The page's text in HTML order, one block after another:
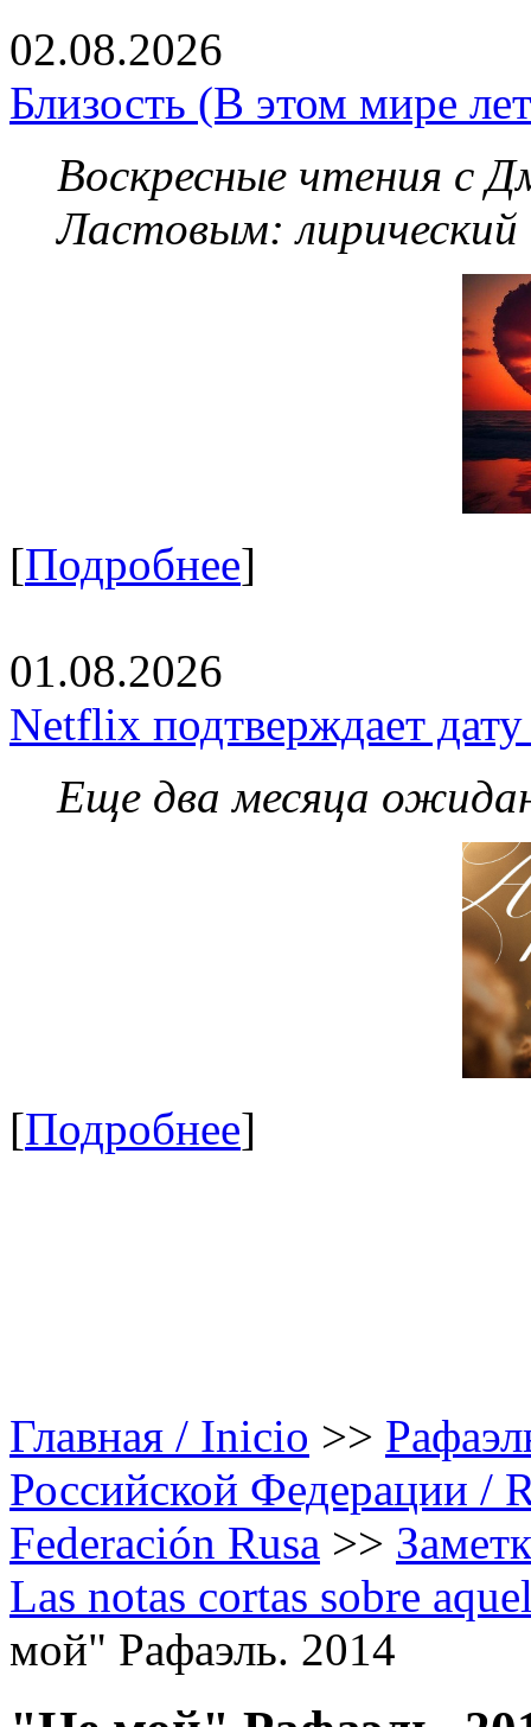
02.08.2026
Близость (В этом мире
Воскресные чтения с
Ластовым:
[Подробнее]
01.08.2026
Netflix подтверждает
Еще два месяца
[Подробнее]
Главная / Inicio >>
Российской Федерации /
Federación Rusa >>
Las notas cortas sobre
мой" Рафаэль. 2014